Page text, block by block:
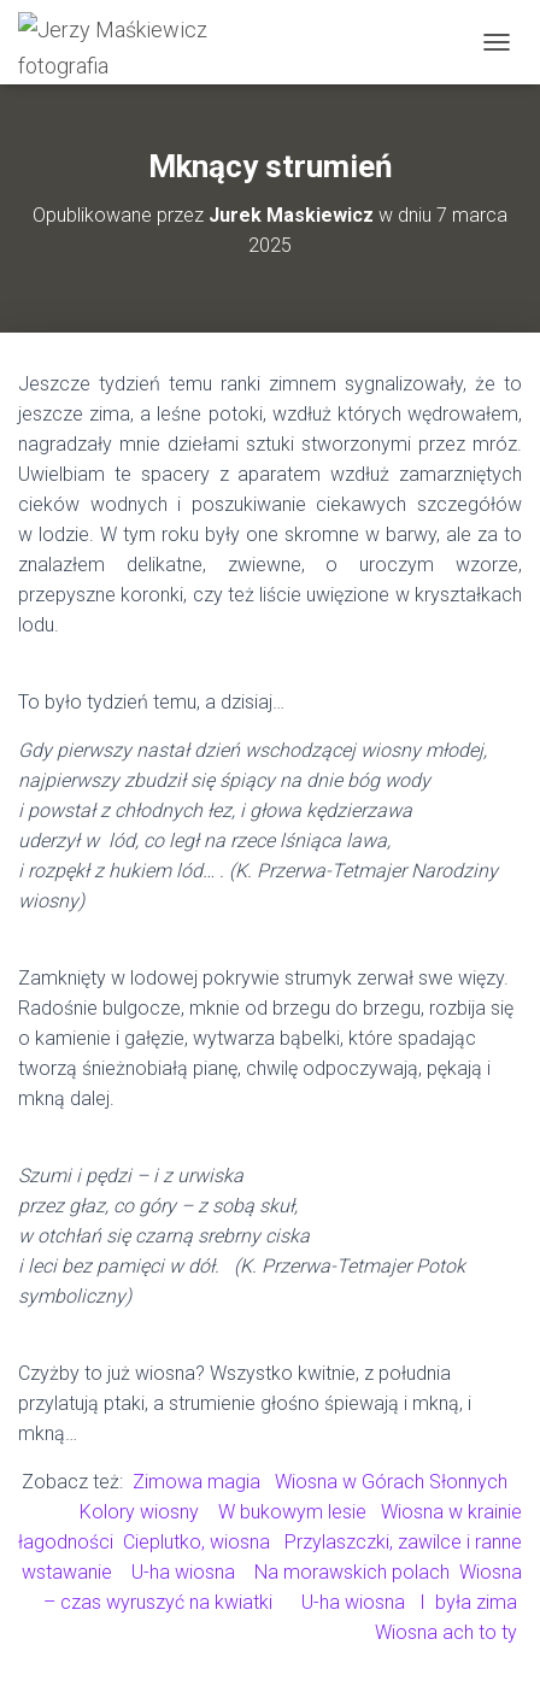
R
Z
G
C
Mknący strumień
Opublikowane przez Jurek Maskiewicz w dniu 7 marca
2025
Jeszcze tydzień temu ranki zimnem sygnalizowały, że to
jeszcze zima, a leśne potoki, wzdłuż których wędrowałem,
nagradzały mnie dziełami sztuki stworzonymi przez mróz.
Uwielbiam te spacery z aparatem wzdłuż zamarzniętych
cieków wodnych i poszukiwanie ciekawych szczegółów
w lodzie. W tym roku były one skromne w barwy, ale za to
znalazłem delikatne, zwiewne, o uroczym wzorze,
przepyszne koronki, czy też liście uwięzione w kryształkach
lodu.
To było tydzień temu, a dzisiaj…
Gdy pierwszy nastał dzień wschodzącej wiosny młodej,
najpierwszy zbudził się śpiący na dnie bóg wody
i powstał z chłodnych łez, i głowa kędzierzawa
uderzył w lód, co legł na rzece lśniąca lawa,
i rozpękł z hukiem lód… . (K. Przerwa-Tetmajer Narodziny
wiosny)
Zamknięty w lodowej pokrywie strumyk zerwał swe więzy.
Radośnie bulgocze, mknie od brzegu do brzegu, rozbija się
o kamienie i gałęzie, wytwarza bąbelki, które spadając
tworzą śnieżnobiałą pianę, chwilę odpoczywają, pękają i
mkną dalej.
Szumi i pędzi – i z urwiska
przez głaz, co góry – z sobą skuł,
w otchłań się czarną srebrny ciska
i leci bez pamięci w dół. (K. Przerwa-TetmajerPotok
symboliczny)
Czyżby to już wiosna? Wszystko kwitnie, z południa
przylatują ptaki, a strumienie głośno śpiewają i mkną, i
mkną…
Zobacz też: Zimowa magia
Wiosna w Górach Słonnych
Kolory wiosny
W bukowym lesie
Wiosna w krainie
łagodności Cieplutko, wiosna
Przylaszczki, zawilce i ranne
wstawanie
U-ha wiosna Na morawskich polach Wiosna
– czas wyruszyć na kwiatki
U-ha wiosna
I była zima
Wiosna ach to ty